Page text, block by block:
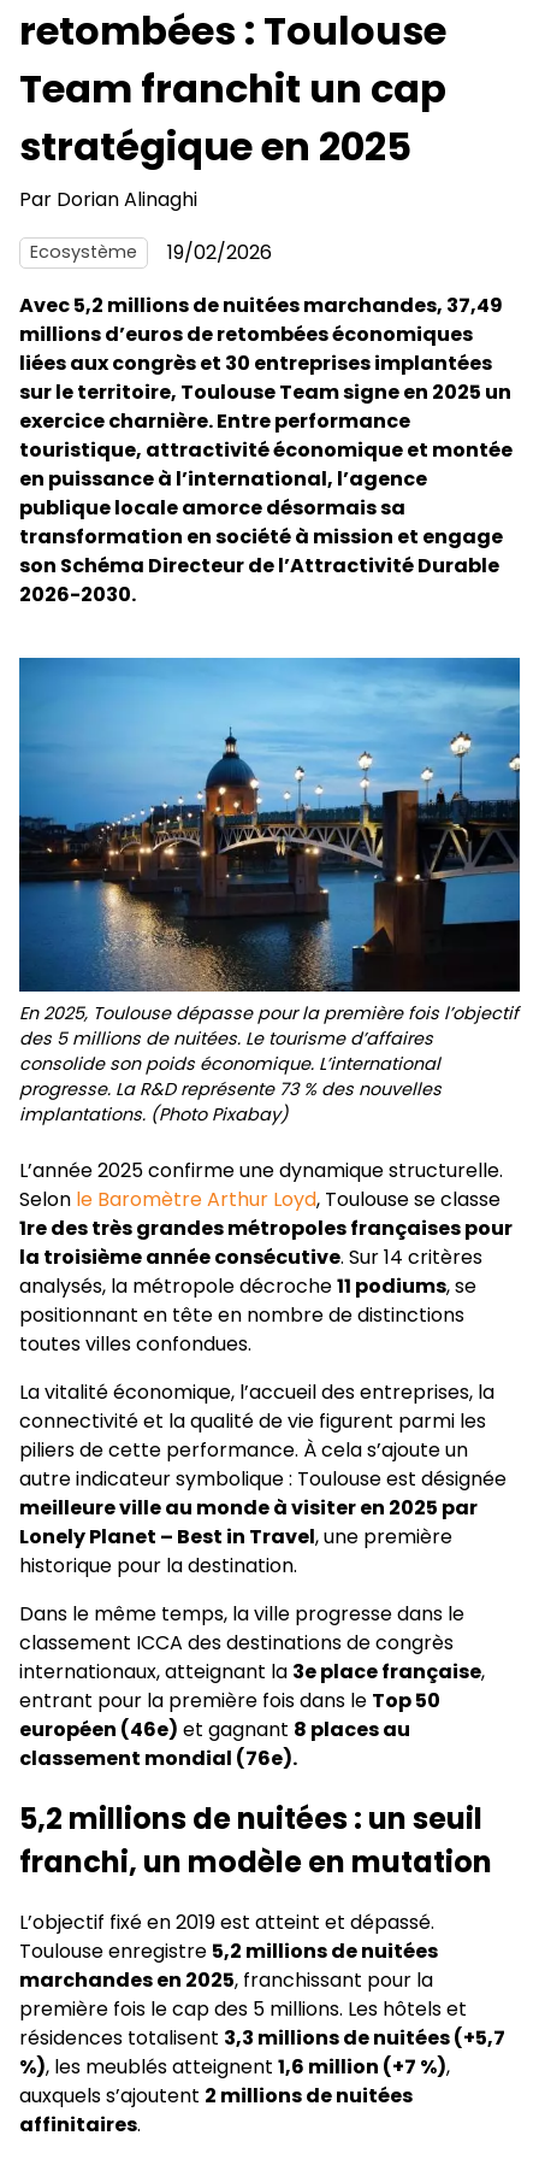
retombées : Toulouse
Team franchit un cap
stratégique en 2025
Par Dorian Alinaghi
Ecosystème
19/02/2026
Avec 5,2 millions de nuitées marchandes, 37,49
millions d’euros de retombées économiques
liées aux congrès et 30 entreprises implantées
sur le territoire, Toulouse Team signe en 2025 un
exercice charnière. Entre performance
touristique, attractivité économique et montée
en puissance à l’international, l’agence
publique locale amorce désormais sa
transformation en société à mission et engage
son Schéma Directeur de l’Attractivité Durable
2026-2030.
En 2025, Toulouse dépasse pour la première fois l’objectif
des 5 millions de nuitées. Le tourisme d’affaires
consolide son poids économique. L’international
progresse. La R&D représente 73 % des nouvelles
implantations. (Photo Pixabay)
L’année 2025 confirme une dynamique structurelle.
Selon le Baromètre Arthur Loyd, Toulouse se classe
1re des très grandes métropoles françaises pour
la troisième année consécutive. Sur 14 critères
analysés, la métropole décroche11 podiums, se
positionnant en tête en nombre de distinctions
toutes villes confondues.
La vitalité économique, l’accueil des entreprises, la
connectivité et la qualité de vie figurent parmi les
piliers de cette performance. À cela s’ajoute un
autre indicateur symbolique : Toulouse est désignée
meilleure ville au monde à visiter en 2025 par
Lonely Planet – Best in Travel, une première
historique pour la destination.
Dans le même temps, la ville progresse dans le
classement ICCA des destinations de congrès
internationaux, atteignant la 3e place française,
entrant pour la première fois dans le Top 50
européen (46e) et gagnant 8 places au
classement mondial (76e).
5,2 millions de nuitées : un seuil
franchi, un modèle en mutation
L’objectif fixé en 2019 est atteint et dépassé.
Toulouse enregistre 5,2 millions de nuitées
marchandes en 2025, franchissant pour la
première fois le cap des 5 millions. Les hôtels et
résidences totalisent 3,3 millions de nuitées (+5,7
%), les meublés atteignent 1,6 million (+7 %),
auxquels s’ajoutent 2 millions de nuitées
affinitaires.